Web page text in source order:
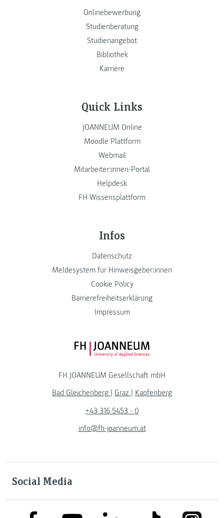
Onlinebewerbung
Studienberatung
Studienangebot
Bibliothek
Karriere
Quick Links
JOANNEUM Online
Moodle Plattform
Webmail
Mitarbeiter:innen-Portal
Helpdesk
FH Wissensplattform
Infos
Datenschutz
Meldesystem für Hinweisgeber:innen
Cookie Policy
Barrierefreiheitserklärung
Impressum
FH JOANNEUM Logo
FH JOANNEUM Gesellschaft mbH
Bad Gleichenberg
Graz
Kapfenberg
+43 316 5453 - 0
info@fh-joanneum.at
Social Media